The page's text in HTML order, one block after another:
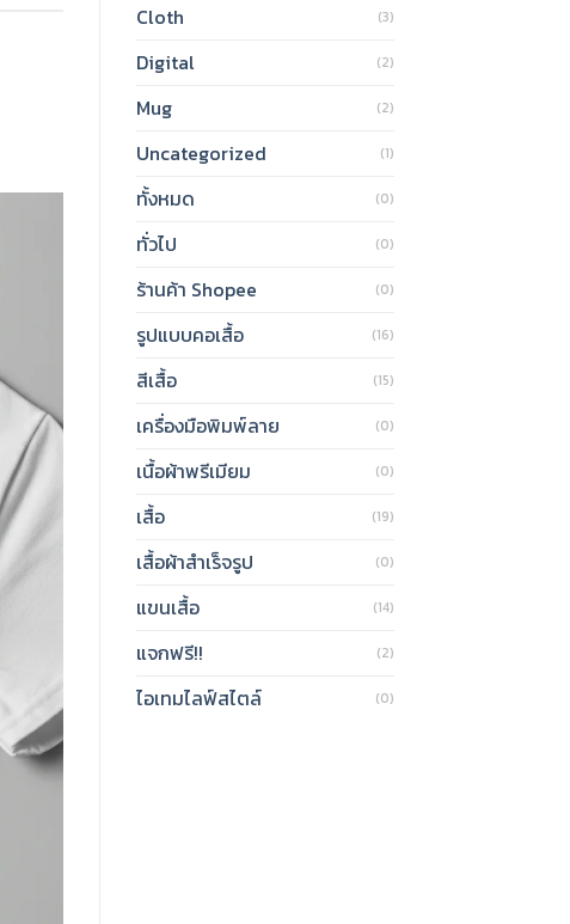
Cloth (3)
Digital (2)
Mug (2)
Uncategorized (1)
ทั้งหมด (0)
ทั่วไป (0)
ร้านค้า Shopee (0)
รูปแบบคอเสื้อ (16)
สีเสื้อ (15)
เครื่องมือพิมพ์ลาย (0)
เนื้อผ้าพรีเมียม (0)
เสื้อ (19)
เสื้อผ้าสำเร็จรูป (0)
แขนเสื้อ (14)
แจกฟรี!! (2)
ไอเทมไลฟ์สไตล์ (0)